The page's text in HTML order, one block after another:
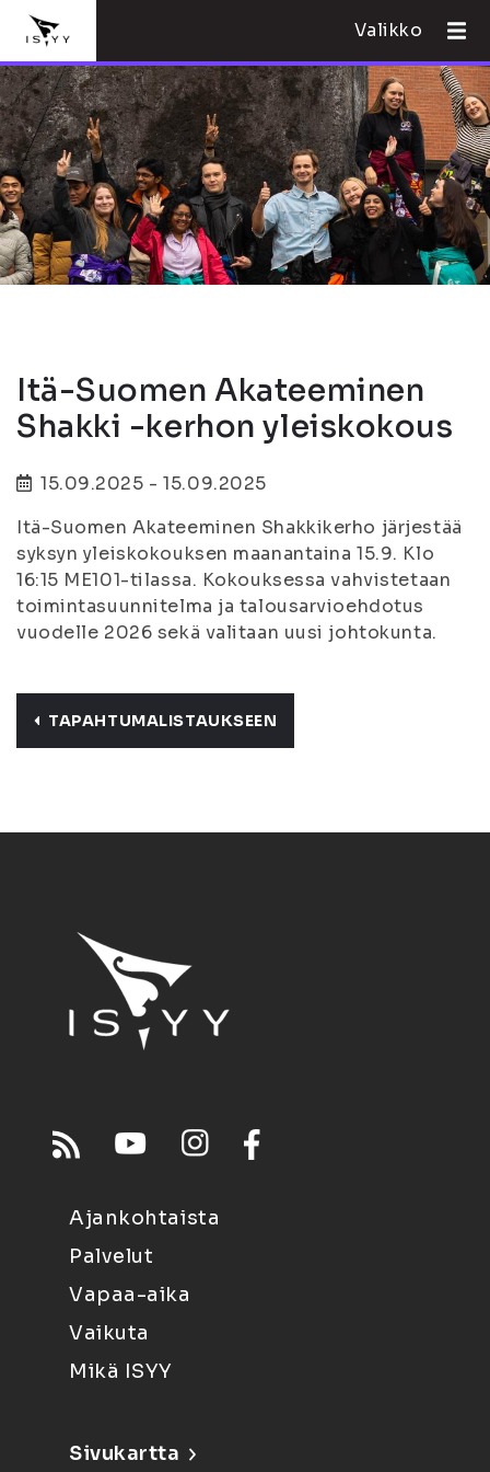
Valikko
Itä-Suomen Akateeminen
Shakki -kerhon yleiskokous
15.09.2025 - 15.09.2025
Itä-Suomen Akateeminen Shakkikerho järjestää
syksyn yleiskokouksen maanantaina 15.9. Klo
16:15 ME101-tilassa. Kokouksessa vahvistetaan
toimintasuunnitelma ja talousarvioehdotus
vuodelle 2026 sekä valitaan uusi johtokunta.
TAPAHTUMALISTAUKSEEN
Ajankohtaista
Palvelut
Vapaa-aika
Vaikuta
Mikä ISYY
Sivukartta